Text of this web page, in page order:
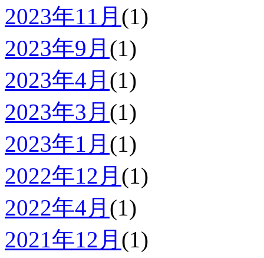
2023年11月 (1)
2023年9月 (1)
2023年4月 (1)
2023年3月 (1)
2023年1月 (1)
2022年12月 (1)
2022年4月 (1)
2021年12月 (1)